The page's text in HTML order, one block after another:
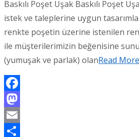
Baskılı Poşet Uşak Baskılı Poşet
istek ve taleplerine uygun
renkte poşetin üzerine istenilen
ile müşterilerimizin beğenisine
(yumuşak ve parlak) olanRead
Facebook
Mastodon
Email